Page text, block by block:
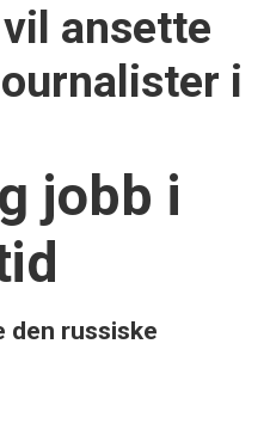
ansette
i
jobb i
den russiske